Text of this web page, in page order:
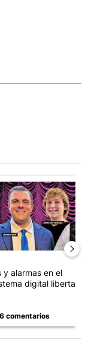
Jorge Messi, el
de tendencia con
y alarmas en el
digital libertario
comentarios